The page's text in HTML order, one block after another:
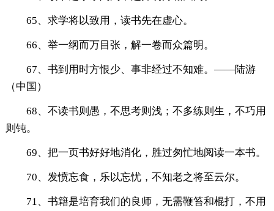
65、求学将以致用，读书先在虚心。
66、举一纲而万目张，解一卷而众篇明。
67、书到用时方恨少、事非经过不知难。——陆游
（中国）
68、不读书则愚，不思考则浅；不多练则生，不巧用
则钝。
69、把一页书好好地消化，胜过匆忙地阅读一本书。
70、发愤忘食，乐以忘忧，不知老之将至云尔。
71、书籍是培育我们的良师，无需鞭笞和棍打，不用